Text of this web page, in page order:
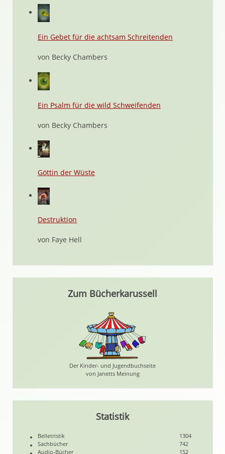
Ein Gebet für die achtsam Schreitenden
von Becky Chambers
Ein Psalm für die wild Schweifenden
von Becky Chambers
Göttin der Wüste
Destruktion
von Faye Hell
Zum Bücherkarussell
Der Kinder- und Jugendbuchseite
von Janetts Meinung
Statistik
Belletristik
1304
Sachbücher
742
Audio-Bücher
152